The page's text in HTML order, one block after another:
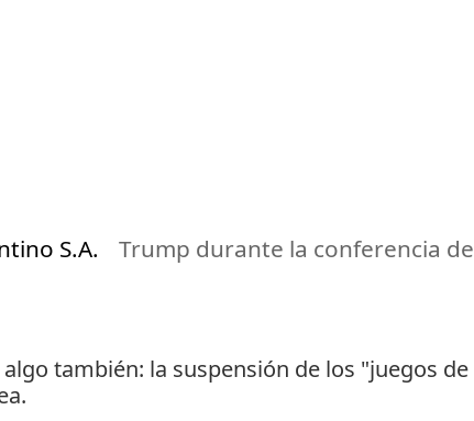
S.A.
Trump durante la conferencia de
también: la suspensión de los "juegos de